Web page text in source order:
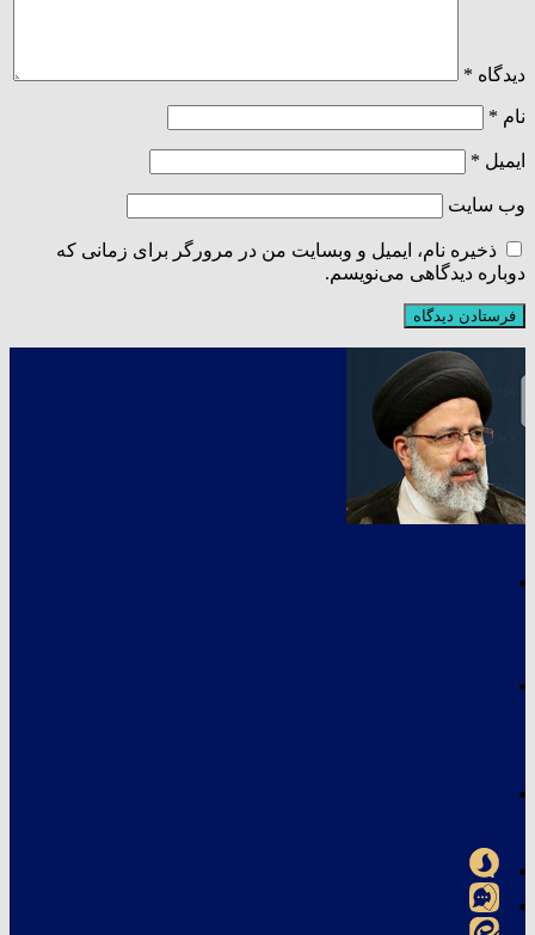
دیدگاه *
نام *
ایمیل *
وب‌ سایت
ذخیره نام، ایمیل و وبسایت من در مرورگر برای زمانی که
دوباره دیدگاهی می‌نویسم.